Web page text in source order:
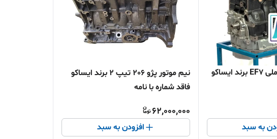
موتور کامل سمند ملی EF7 برند ایساکو
به سبد
نیم موتور پژو 206 تیپ 2 برند ایساکو
فاقد شماره با نامه
62,000,000
افزودن به سبد